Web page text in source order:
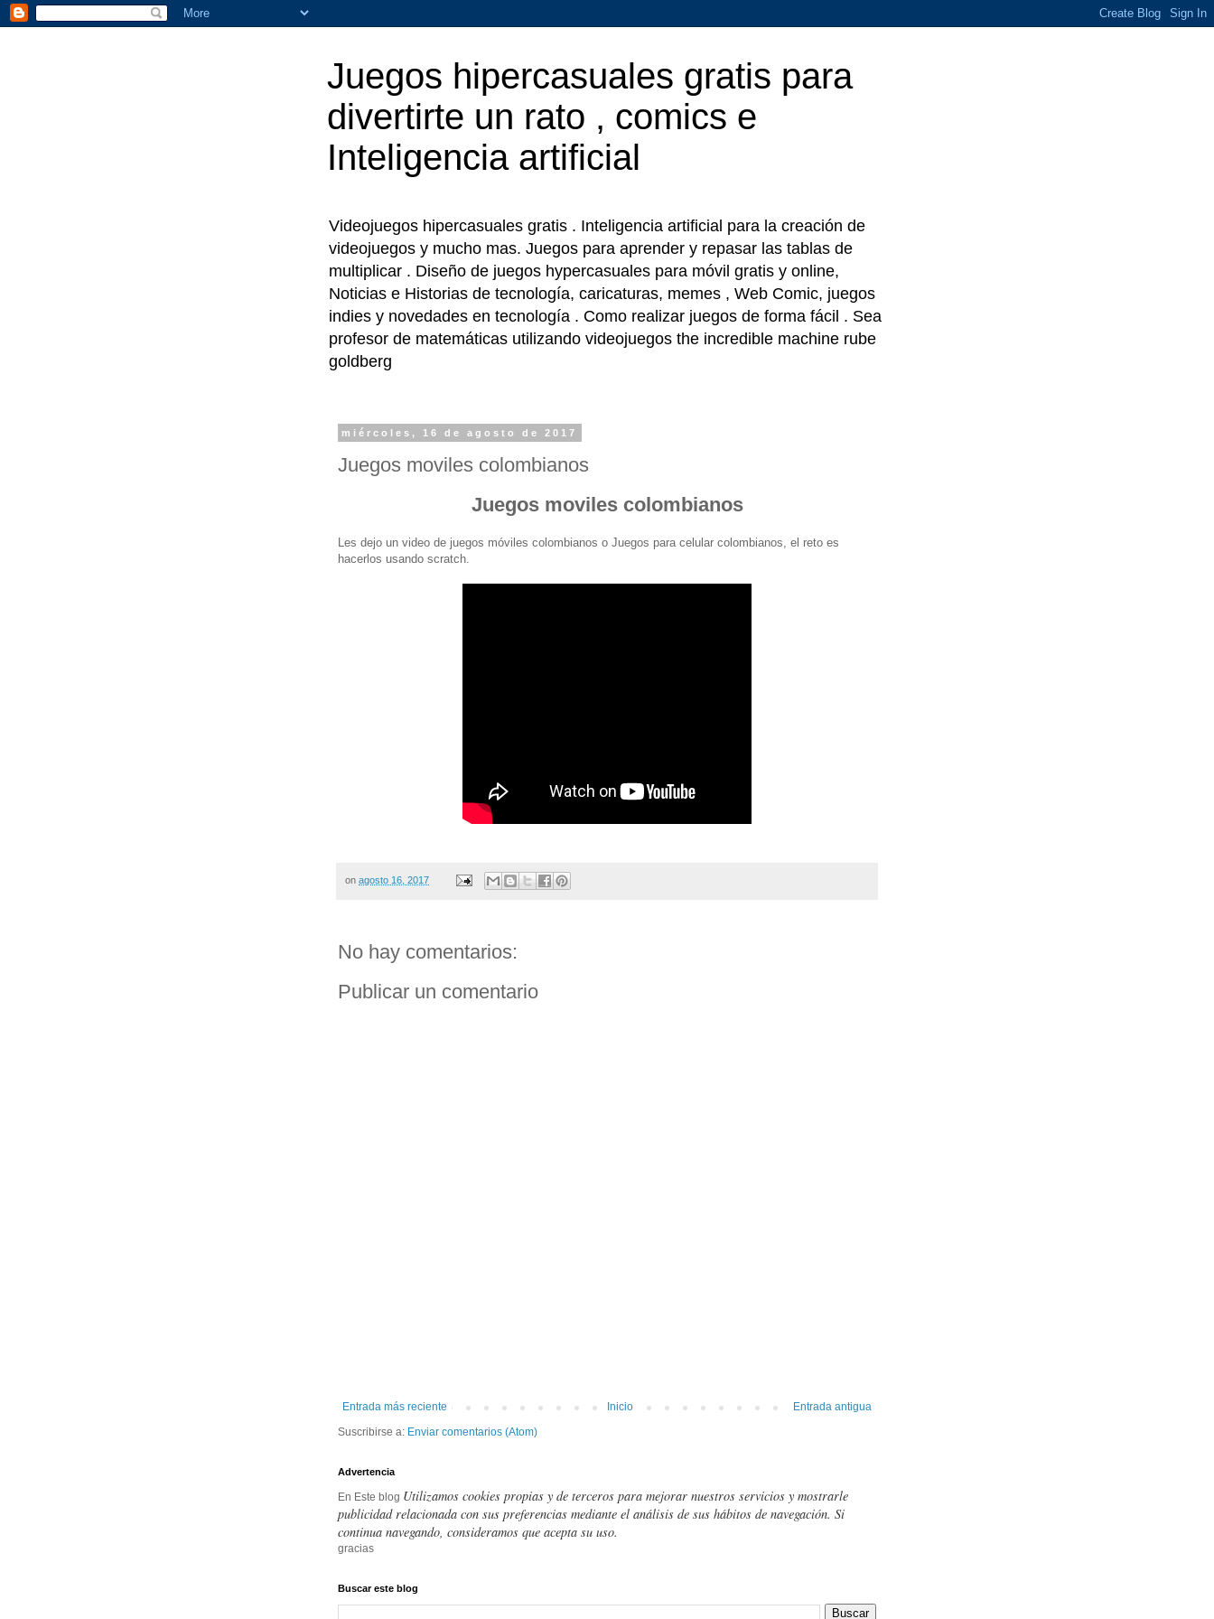
Juegos hipercasuales gratis para
divertirte un rato , comics e
Inteligencia artificial
Videojuegos hipercasuales gratis . Inteligencia artificial para la creación de
videojuegos y mucho mas. Juegos para aprender y repasar las tablas de
multiplicar . Diseño de juegos hypercasuales para móvil gratis y online,
Noticias e Historias de tecnología, caricaturas, memes , Web Comic, juegos
indies y novedades en tecnología . Como realizar juegos de forma fácil . Sea
profesor de matemáticas utilizando videojuegos the incredible machine rube
goldberg
miércoles, 16 de agosto de 2017
Juegos moviles colombianos
Juegos moviles colombianos
Les dejo un video de juegos móviles colombianos o Juegos para celular colombianos, el reto es
hacerlos usando scratch.
on agosto 16, 2017
No hay comentarios:
Publicar un comentario
Entrada más reciente Entrada antigua
Inicio
Suscribirse a: Enviar comentarios (Atom)
Advertencia
En Este blog Utilizamos cookies propias y de terceros para mejorar nuestros servicios y mostrarle
publicidad relacionada con sus preferencias mediante el análisis de sus hábitos de navegación. Si
continua navegando, consideramos que acepta su uso.
gracias
Buscar este blog